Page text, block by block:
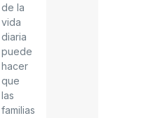
de la
vida
diaria
puede
hacer
que
las
familias